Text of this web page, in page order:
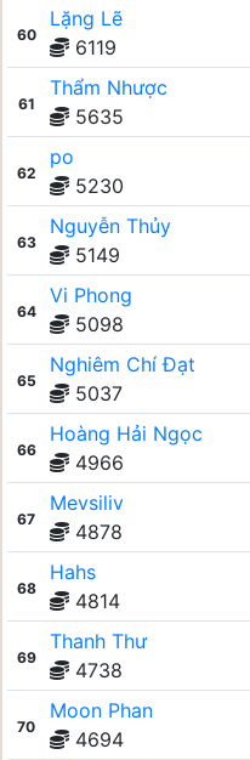
60
Lặng Lẽ
6119
61
Thẩm Nhược
5635
62
po
5230
63
Nguyễn Thủy
5149
64
Vi Phong
5098
65
Nghiêm Chí Đạt
5037
66
Hoàng Hải Ngọc
4966
67
Mevsiliv
4878
68
Hahs
4814
69
Thanh Thư
4738
70
Moon Phan
4694